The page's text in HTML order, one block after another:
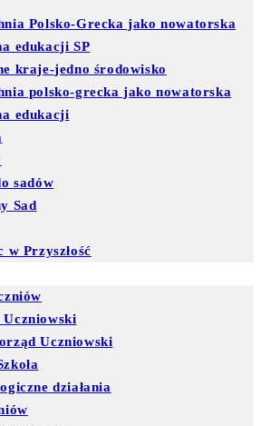
Polsko-Grecka jako nowatorska
edukacji SP
kraje-jedno środowisko
polsko-grecka jako nowatorska
edukacji
sadów
Sad
w Przyszłość
Uczniowski
Uczniowski
działania